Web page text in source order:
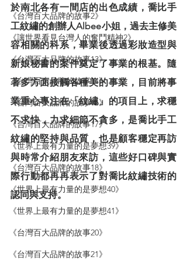
《台灣百大品牌的故事2》
《讓世界看見台灣人的奮鬥精神2》
《台灣百大品牌的故事13》
《台灣百大品牌的故事14》
《台灣百大品牌的故事16》
《台灣百大品牌的故事17》
《世界上最有力量的是夢想39》
《台灣百大品牌的故事18》
《世界上最有力量的是夢想40》
《世界上最有力量的是夢想41》
《台灣百大品牌的故事20》
《台灣百大品牌的故事21》
於南北各有一間店的出色成績，喬比手
工紋繡的創辦人Albee小姐，過去主修美
容相關的科系，畢業後透過彩妝造型與
新娘秘書的案件奠定了事業的根基。隨
著多方面接觸各種美的事業，目前將事
業重心專注在「紋繡」的項目上，求穩
不求快，力求細節不貪多，是喬比手工
紋繡的堅持與品質，也是顧客穩定再訪
與時常介紹朋友來訪，這些好口碑與實
際行動都再再表示了對喬比紋繡技術的
認同與支持。